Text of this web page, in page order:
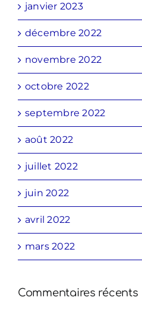
janvier 2023
décembre 2022
novembre 2022
octobre 2022
septembre 2022
août 2022
juillet 2022
juin 2022
avril 2022
mars 2022
Commentaires récents